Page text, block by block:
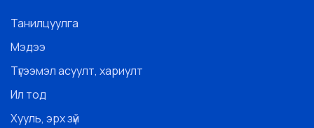
Танилцуулга
Мэдээ
Түгээмэл асуулт, хариулт
Ил тод
Хууль, эрх зүй